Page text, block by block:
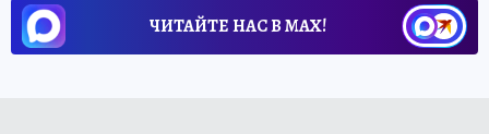
ЧИТАЙТЕ НАС В МАХ!